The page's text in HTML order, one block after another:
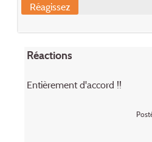
Réagissez
Réactions
Entièrement d'accord !!